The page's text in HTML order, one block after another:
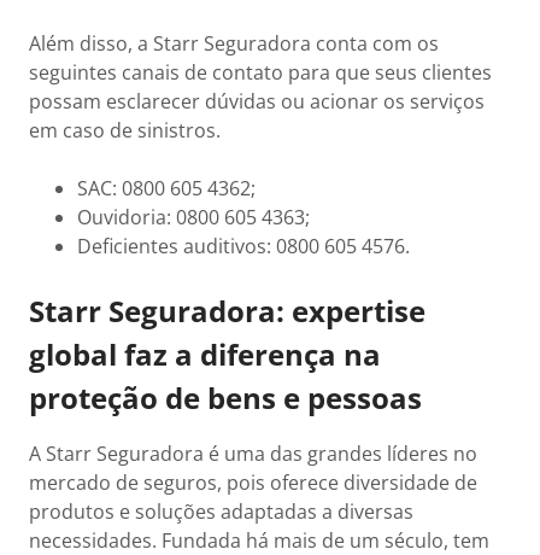
Além disso, a Starr Seguradora conta com os
seguintes canais de contato para que seus clientes
possam esclarecer dúvidas ou acionar os serviços
em caso de sinistros.
SAC: 0800 605 4362;
Ouvidoria: 0800 605 4363;
Deficientes auditivos: 0800 605 4576.
Starr Seguradora: expertise
global faz a diferença na
proteção de bens e pessoas
A Starr Seguradora é uma das grandes líderes no
mercado de seguros, pois oferece diversidade de
produtos e soluções adaptadas a diversas
necessidades. Fundada há mais de um século, tem